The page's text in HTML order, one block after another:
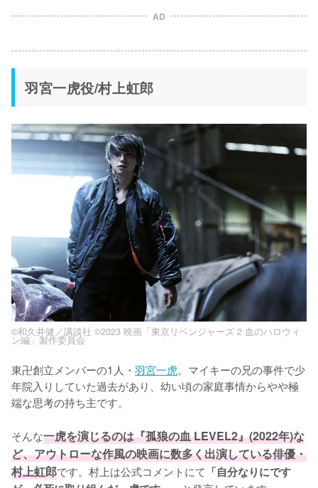
AD
羽宮一虎役/村上虹郎
©和久井健／講談社 ©2023 映画「東京リベンジャーズ 2 血のハロウィ
ン編」製作委員会
東卍創立メンバーの1人・ 羽宮一虎。マイキーの兄の事件で少
年院入りしていた過去があり、幼い頃の家庭事情からやや極
端な思考の持ち主です。
そんな一虎を演じるのは『孤狼の血 LEVEL2』(2022年)な
ど、アウトローな作風の映画に数多く出演している俳優・
村上虹郎です。村上は公式コメントにて 「自分なりにです